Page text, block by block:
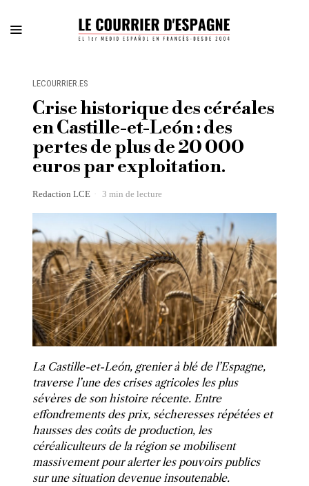
LECOURRIER.ES
Crise historique des céréales
en Castille-et-León : des
pertes de plus de 20 000
euros par exploitation.
Redaction LCE 3 min de lecture
La Castille-et-León, grenier à blé de l’Espagne,
traverse l’une des crises agricoles les plus
sévères de son histoire récente. Entre
effondrements des prix, sécheresses répétées et
hausses des coûts de production, les
céréaliculteurs de la région se mobilisent
massivement pour alerter les pouvoirs publics
sur une situation devenue insoutenable.